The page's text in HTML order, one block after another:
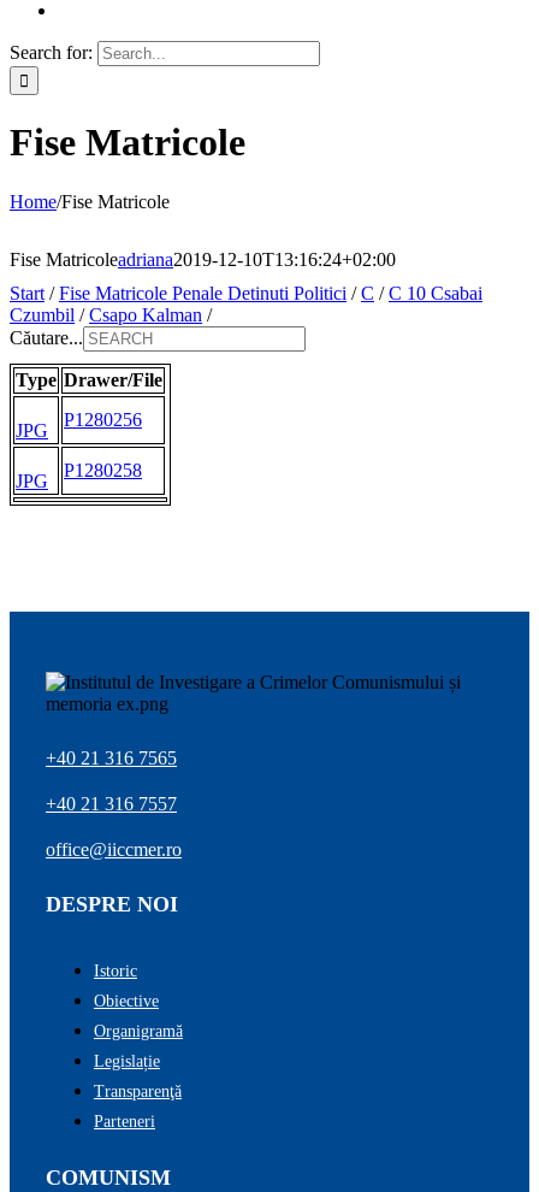
Search for:
Fise Matricole
Home/Fise Matricole
Fise Matricoleadriana2019-12-10T13:16:24+02:00
Start /Fise Matricole Penale Detinuti Politici /C /C 10 Csabai
Czumbil /Csapo Kalman /
Căutare...
Type Drawer/File
JPG
P1280256
JPG
P1280258
+40 21 316 7565
+40 21 316 7557
office@iiccmer.ro
DESPRE NOI
Istoric
Obiective
Organigramă
Legislație
Transparenţă
Parteneri
COMUNISM